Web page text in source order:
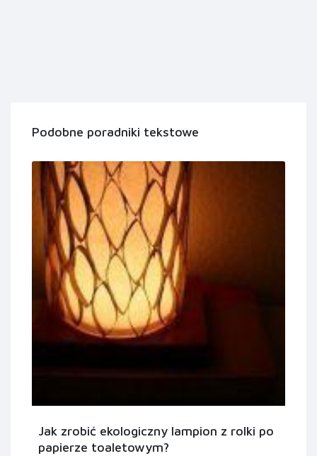
Podobne poradniki tekstowe
Jak zrobić ekologiczny lampion z rolki po
papierze toaletowym?